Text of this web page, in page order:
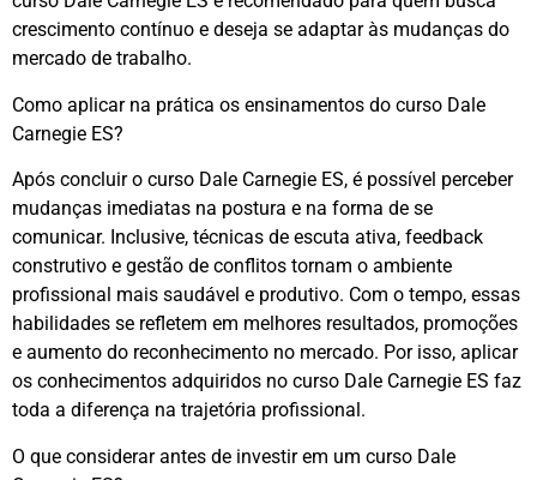
crescimento contínuo e deseja se adaptar às mudanças do
mercado de trabalho.
Como aplicar na prática os ensinamentos do curso Dale
Carnegie ES?
Após concluir o curso Dale Carnegie ES, é possível perceber
mudanças imediatas na postura e na forma de se
comunicar. Inclusive, técnicas de escuta ativa, feedback
construtivo e gestão de conflitos tornam o ambiente
profissional mais saudável e produtivo. Com o tempo, essas
habilidades se refletem em melhores resultados, promoções
e aumento do reconhecimento no mercado. Por isso, aplicar
os conhecimentos adquiridos no curso Dale Carnegie ES faz
toda a diferença na trajetória profissional.
O que considerar antes de investir em um curso Dale